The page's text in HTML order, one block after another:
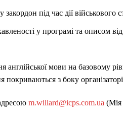
під час дії військового
у програмі та описом
мови на базовому
з боку
m.willard@icps.com.ua (Мія